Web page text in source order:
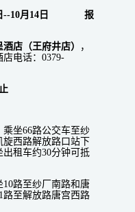
日--10月14日 报
店（王府井店）
，
电话：0379-
坐66路公交车至纱
旋西路解放路口站下
租车约30分钟可抵
路至纱厂南路和唐
路至解放路唐宫西路